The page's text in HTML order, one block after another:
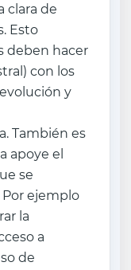
clara de
Esto
deben hacer
con los
y
También es
apoye el
se
Por ejemplo
la
a
de